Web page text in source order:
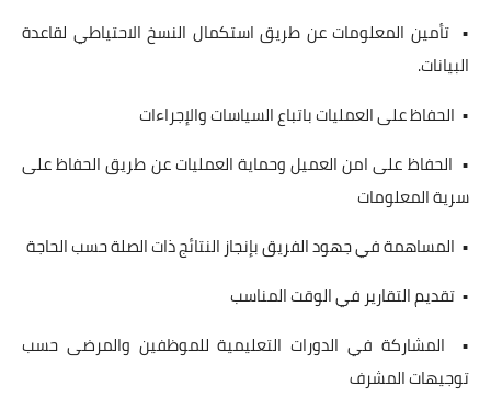
• تأمين المعلومات عن طريق استكمال النسخ الاحتياطي لقاعدة
البيانات.
• الحفاظ على العمليات باتباع السياسات والإجراءات
• الحفاظ على امن العميل وحماية العمليات عن طريق الحفاظ على
سرية المعلومات
• المساهمة في جهود الفريق بإنجاز النتائج ذات الصلة حسب الحاجة
• تقديم التقارير في الوقت المناسب
• المشاركة في الدورات التعليمية للموظفين والمرضى حسب
توجيهات المشرف